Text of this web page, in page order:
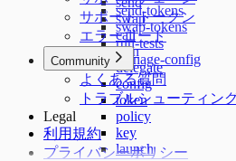
swap
call
sign
delegate
config
token
policy
key
launch
send-tokens
swap-tokens
run-tests
manage-config
サポートトークン
エラーコード
Community
よくある質問
トラブルシューティン
Legal
利用規約
プライバシーポリシー